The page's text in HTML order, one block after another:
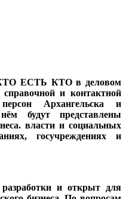
ЕСТЬ КТО в деловом
справочной и контактной
Архангельска и
будут представлены
власти и социальных
госучреждениях и
разработки и открыт для